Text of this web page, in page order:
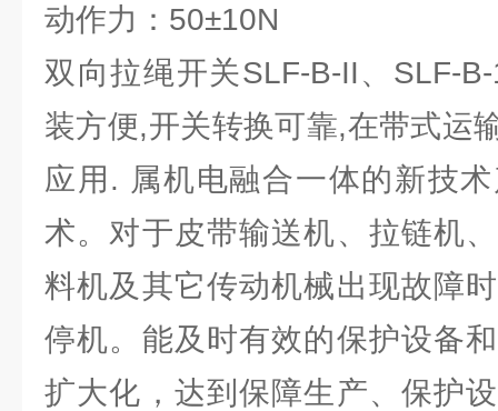
动作力：50±10N
双向拉绳开关SLF-B-II、SLF-
装方便,开关转换可靠,在带式运
应用. 属机电融合一体的新技
术。对于皮带输送机、拉链机
料机及其它传动机械出现故障
停机。能及时有效的保护设备
扩大化，达到保障生产、保护